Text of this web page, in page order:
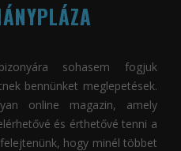
sohasem fogjuk
bennünket meglepetések.
online magazin, amely
és érthetővé tenni a
hogy minél többet